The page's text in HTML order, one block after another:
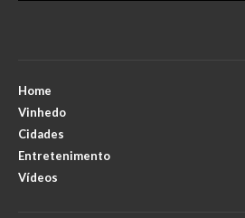
Home
Vinhedo
Cidades
Entretenimento
Vídeos